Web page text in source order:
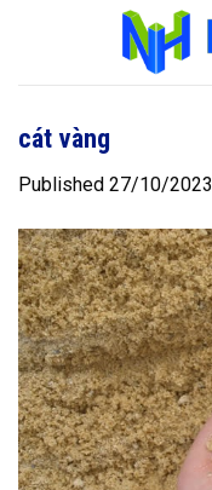
cát vàng
Published 27/10/2023